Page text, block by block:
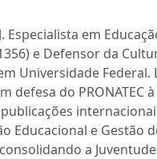
. Especialista em
e Defensor da
Universidade
do PRONATEC
Educacional e Gestão
a